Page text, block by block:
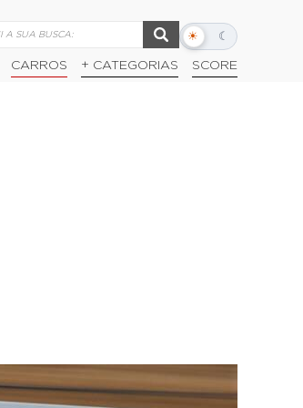
☀ ☾
Alternar
escuro
CARROS + CATEGORIAS SCORE